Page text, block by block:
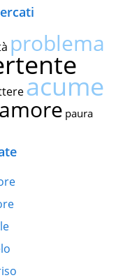
problema
acume
amore paura